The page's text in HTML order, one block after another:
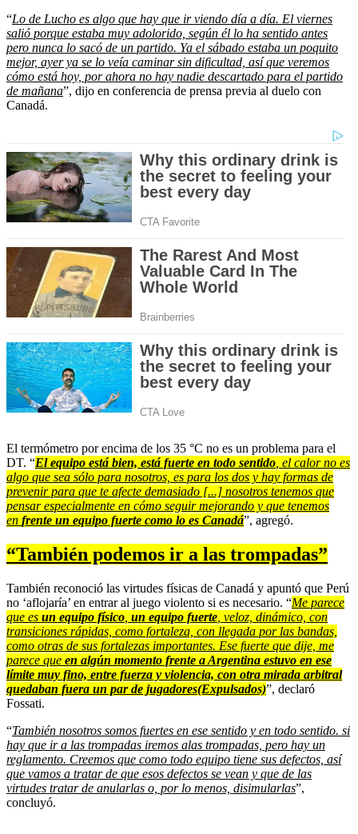
“Lo de Lucho es algo que hay que ir viendo día a día. El viernes
salió porque estaba muy adolorido, según él lo ha sentido antes
pero nunca lo sacó de un partido. Ya el sábado estaba un poquito
mejor, ayer ya se lo veía caminar sin dificultad, así que veremos
cómo está hoy, por ahora no hay nadie descartado para el partido
de mañana”, dijo en conferencia de prensa previa al duelo con
Canadá.
El termómetro por encima de los 35 °C no es un problema para el
DT. “El equipo está bien, está fuerte en todo sentido , el calor no es
algo que sea sólo para nosotros, es para los dos y hay formas de
prevenir para que te afecte demasiado [...] nosotros tenemos que
pensar especialmente en cómo seguir mejorando y que tenemos
en frente un equipo fuerte como lo es Canadá”, agregó.
“También podemos ir a las trompadas”
También reconoció las virtudes físicas de Canadá y apuntó que Perú
no ‘aflojaría’ en entrar al juego violento si es necesario. “Me parece
que es un equipo físico un equipo fuerte , veloz, dinámico, con
transiciones rápidas, como fortaleza, con llegada por las bandas,
como otras de sus fortalezas importantes. Ese fuerte que dije, me
parece que en algún momento frente a Argentina estuvo en ese
límite muy fino, entre fuerza y violencia, con otra mirada arbitral
quedaban fuera un par de jugadores(Expulsados)”, declaró
Fossati.
“También nosotros somos fuertes en ese sentido y en todo sentido. si
hay que ir a las trompadas iremos alas trompadas, pero hay un
reglamento. Creemos que como todo equipo tiene sus defectos, así
que vamos a tratar de que esos defectos se vean y que de las
virtudes tratar de anularlas o, por lo menos, disimularlas”,
concluyó.